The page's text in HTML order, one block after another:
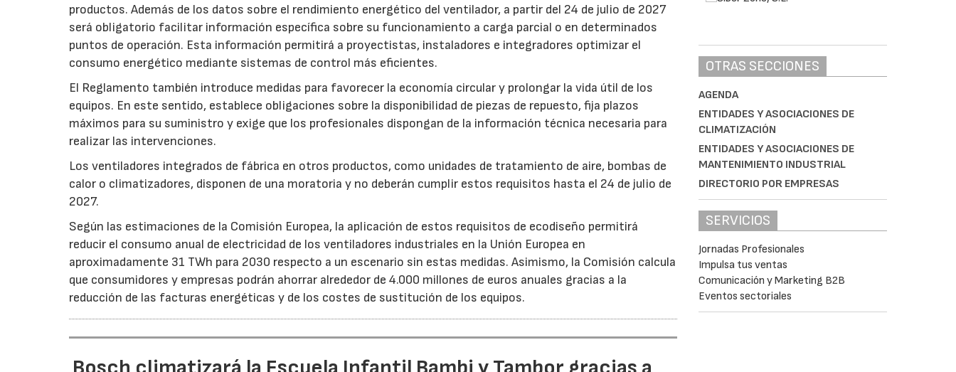
productos. Además de los datos sobre el rendimiento energético del ventilador, a partir del 24 de julio de 2027
será obligatorio facilitar información específica sobre su funcionamiento a carga parcial o en determinados
puntos de operación. Esta información permitirá a proyectistas, instaladores e integradores optimizar el
consumo energético mediante sistemas de control más eficientes.
El Reglamento también introduce medidas para favorecer la economía circular y prolongar la vida útil de los
equipos. En este sentido, establece obligaciones sobre la disponibilidad de piezas de repuesto, fija plazos
máximos para su suministro y exige que los profesionales dispongan de la información técnica necesaria para
realizar las intervenciones.
Los ventiladores integrados de fábrica en otros productos, como unidades de tratamiento de aire, bombas de
calor o climatizadores, disponen de una moratoria y no deberán cumplir estos requisitos hasta el 24 de julio de
2027.
Según las estimaciones de la Comisión Europea, la aplicación de estos requisitos de ecodiseño permitirá
reducir el consumo anual de electricidad de los ventiladores industriales en la Unión Europea en
aproximadamente 31 TWh para 2030 respecto a un escenario sin estas medidas. Asimismo, la Comisión calcula
que consumidores y empresas podrán ahorrar alrededor de 4.000 millones de euros anuales gracias a la
reducción de las facturas energéticas y de los costes de sustitución de los equipos.
OTRAS SECCIONES
AGENDA
ENTIDADES Y ASOCIACIONES DE
CLIMATIZACIÓN
ENTIDADES Y ASOCIACIONES DE
MANTENIMIENTO INDUSTRIAL
DIRECTORIO POR EMPRESAS
SERVICIOS
Jornadas Profesionales
Impulsa tus ventas
Comunicación y Marketing B2B
Eventos sectoriales